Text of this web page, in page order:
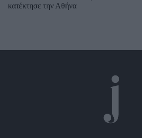
κατέκτησε την Αθήνα